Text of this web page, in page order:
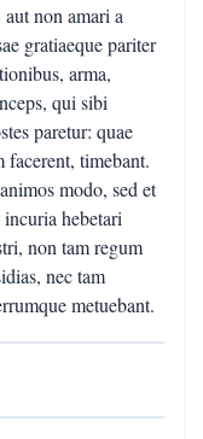
non amari a
gratiaeque pariter
arma,
qui sibi
paretur: quae
timebant.
modo, sed et
hebetari
non tam regum
nec tam
metuebant.